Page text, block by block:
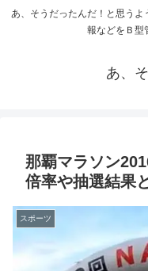
あ、そうだったんだ！と思う
報などをＢ型
あ、
那覇マラソン
倍率や抽選結果
スポーツ